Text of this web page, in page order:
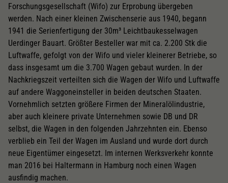
Forschungsgesellschaft (Wifo) zur Erprobung übergeben
werden. Nach einer kleinen Zwischenserie aus 1940, begann
1941 die Serienfertigung der 30m³ Leichtbaukesselwagen
Uerdinger Bauart. Größter Besteller war mit ca. 2.200 Stk die
Luftwaffe, gefolgt von der Wifo und vieler kleinerer Betriebe, so
dass insgesamt um die 3.700 Wagen gebaut wurden. In der
Nachkriegszeit verteilten sich die Wagen der Wifo und Luftwaffe
auf andere Waggoneinsteller in beiden deutschen Staaten.
Vornehmlich setzten größere Firmen der Mineralölindustrie,
aber auch kleinere private Unternehmen sowie DB und DR
selbst, die Wagen in den folgenden Jahrzehnten ein. Ebenso
verblieb ein Teil der Wagen im Ausland und wurde dort durch
neue Eigentümer eingesetzt. Im internen Werksverkehr konnte
man 2016 bei Haltermann in Hamburg noch einen Wagen
ausfindig machen.